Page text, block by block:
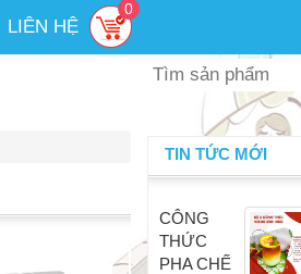
LIÊN HỆ
0
TIN TỨC MỚI
CÔNG
THỨC
PHA CHẾ